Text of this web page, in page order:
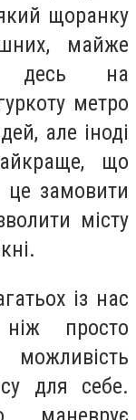
щоранку
майже
десь на
метро
але іноді
що
замовити
місту
із нас
просто
для себе.